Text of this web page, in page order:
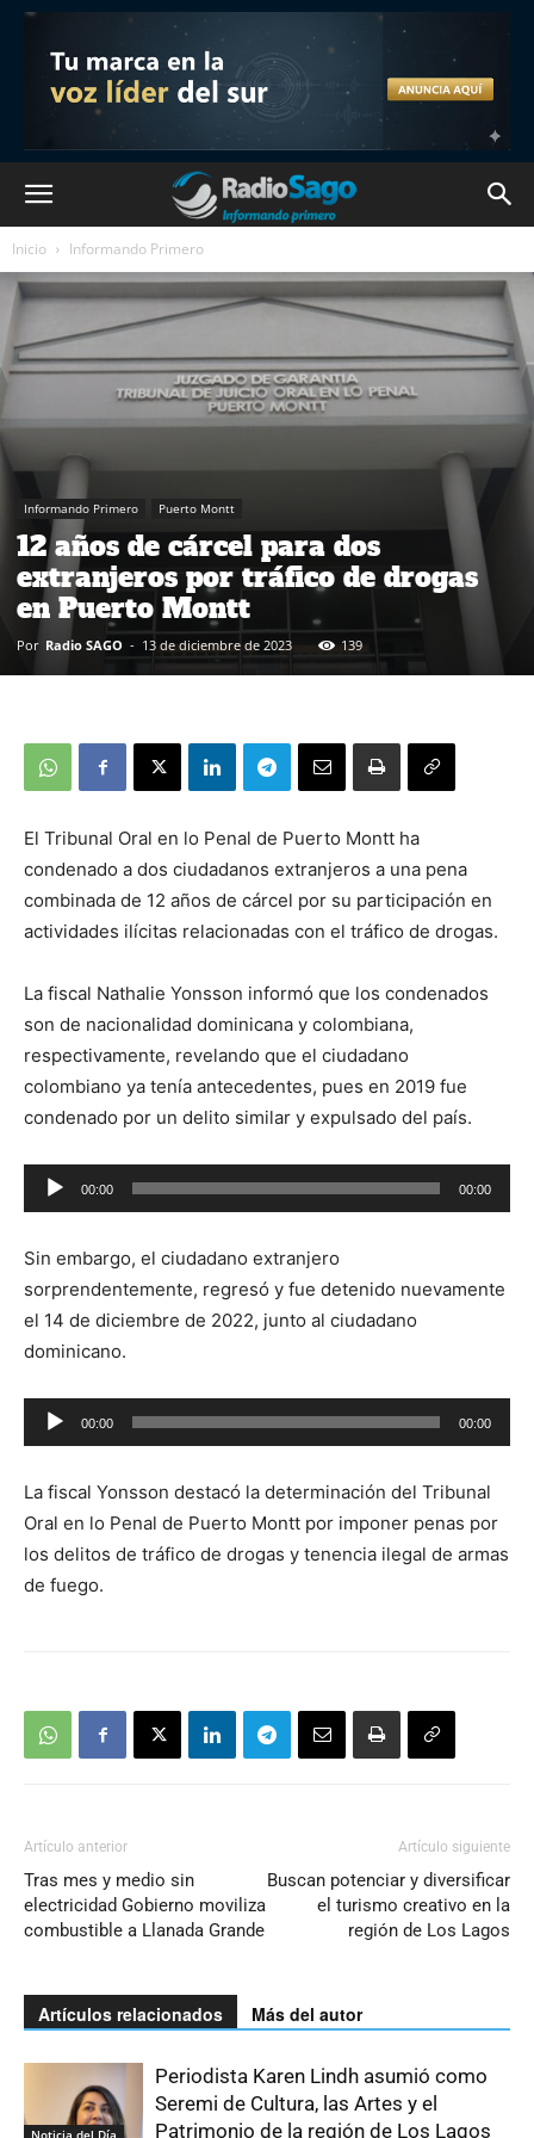
Inicio Informando Primero
Informando Primero Puerto Montt
12 años de cárcel para dos
extranjeros por tráfico de drogas
en Puerto Montt
Por Radio SAGO - 13 de diciembre de 2023 139
El Tribunal Oral en lo Penal de Puerto Montt ha
condenado a dos ciudadanos extranjeros a una pena
combinada de 12 años de cárcel por su participación en
actividades ilícitas relacionadas con el tráfico de drogas.
La fiscal Nathalie Yonsson informó que los condenados
son de nacionalidad dominicana y colombiana,
respectivamente, revelando que el ciudadano
colombiano ya tenía antecedentes, pues en 2019 fue
condenado por un delito similar y expulsado del país.
Reproductor
de
00:00 00:00
Sin embargo, el ciudadano extranjero
sorprendentemente, regresó y fue detenido nuevamente
el 14 de diciembre de 2022, junto al ciudadano
dominicano.
Reproductor
de
00:00 00:00
La fiscal Yonsson destacó la determinación del Tribunal
Oral en lo Penal de Puerto Montt por imponer penas por
los delitos de tráfico de drogas y tenencia ilegal de armas
de fuego.
Artículo anterior
Tras mes y medio sin
electricidad Gobierno moviliza
combustible a Llanada Grande
Artículo siguiente
Buscan potenciar y diversificar
el turismo creativo en la
región de Los Lagos
Artículos relacionados Más del autor
Periodista Karen Lindh asumió como
Seremi de Cultura, las Artes y el
Patrimonio de la región de Los Lagos